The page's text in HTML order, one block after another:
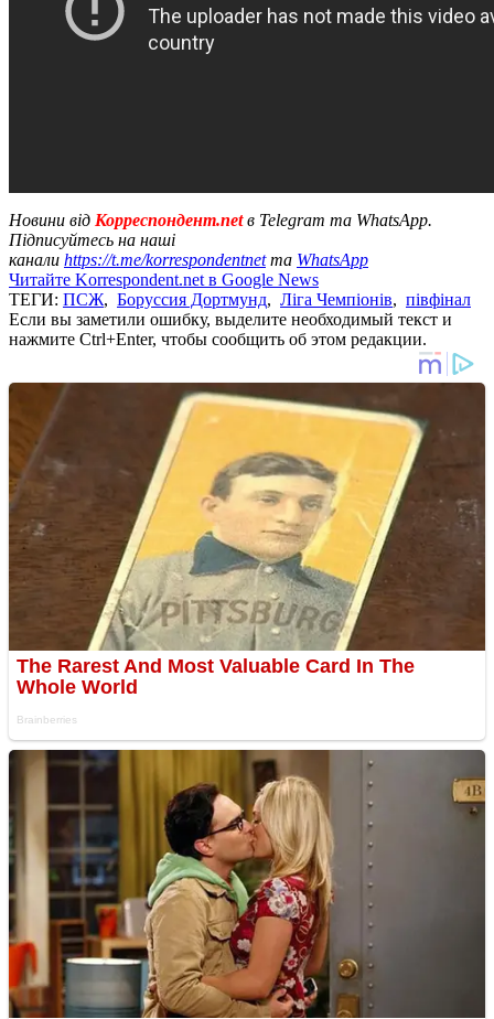
Новини від Корреспондент.netв Telegram та WhatsApp.
Підписуйтесь на наші
канали https://t.me/korrespondentnetта WhatsApp
Читайте Korrespondent.net в Google News
ТЕГИ: ПСЖ, Боруссия Дортмунд, Ліга Чемпіонів, півфінал
Если вы заметили ошибку, выделите необходимый текст и
нажмите Ctrl+Enter, чтобы сообщить об этом редакции.